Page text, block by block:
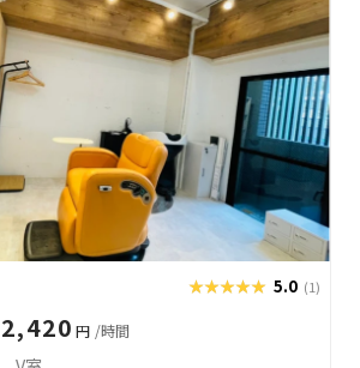
★★★★★
★★★★★ 5.0 (1)
円 /時間